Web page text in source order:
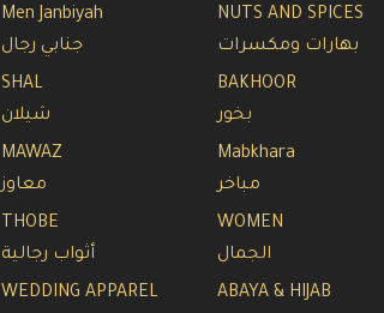
Men Janbiyah
جنابي رجال
SHAL
شيلان
MAWAZ
معاوز
THOBE
أثواب رجالية
WEDDING APPAREL
NUTS AND SPICES
بهارات ومكسرات
BAKHOOR
بخور
Mabkhara
مباخر
WOMEN
الجمال
ABAYA & HIJAB